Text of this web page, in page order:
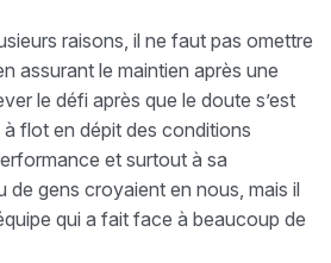
raisons, il ne faut pas omettre
assurant le maintien après une
le défi après que le doute s’est
à flot en dépit des conditions
et surtout à sa
gens croyaient en nous, mais il
qui a fait face à beaucoup de